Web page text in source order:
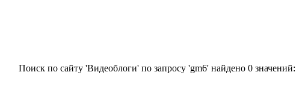
Поиск по сайту 'Видеоблоги' по запросу 'gm6' найдено 0 значений: